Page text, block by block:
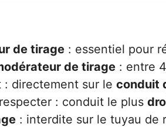
de tirage : essentiel pour
de tirage : entre
: directement sur le conduit
: conduit le plus
: interdite sur le tuyau de